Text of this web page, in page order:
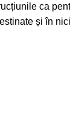
ca
și în